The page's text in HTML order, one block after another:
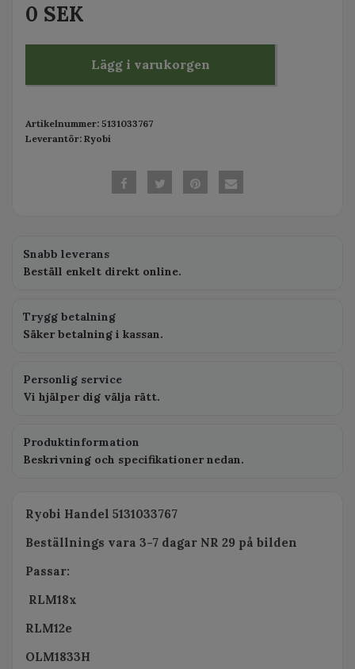
0 SEK
Lägg i varukorgen
Artikelnummer: 5131033767
Leverantör: Ryobi
Snabb leverans
Beställ enkelt direkt online.
Trygg betalning
Säker betalning i kassan.
Personlig service
Vi hjälper dig välja rätt.
Produktinformation
Beskrivning och specifikationer nedan.
Ryobi Handel 5131033767
Beställnings vara 3-7 dagar NR 29 på bilden
Passar:
RLM18x
RLM12e
OLM1833H